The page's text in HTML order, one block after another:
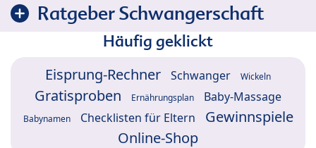
Ratgeber Schwangerschaft
Häufig geklickt
Eisprung-Rechner Schwanger Wickeln
Gratisproben Ernährungsplan Baby-Massage
Babynamen Checklisten für Eltern
Gewinnspiele
Online-Shop